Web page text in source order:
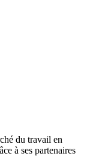
du travail en
à ses partenaires